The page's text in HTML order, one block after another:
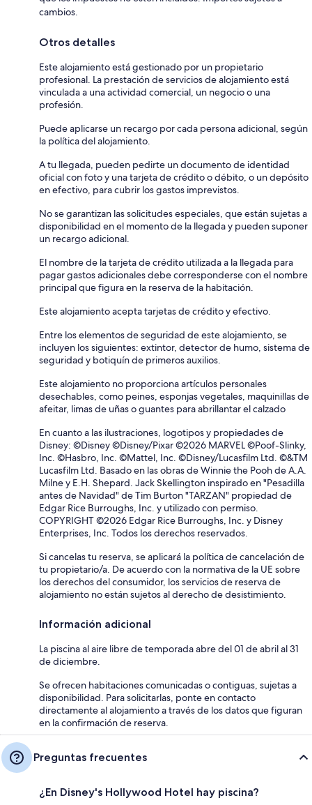
cambios.
Otros detalles
Este alojamiento está gestionado por un propietario
profesional. La prestación de servicios de alojamiento está
vinculada a una actividad comercial, un negocio o una
profesión.
Puede aplicarse un recargo por cada persona adicional, según
la política del alojamiento.
A tu llegada, pueden pedirte un documento de identidad
oficial con foto y una tarjeta de crédito o débito, o un depósito
en efectivo, para cubrir los gastos imprevistos.
No se garantizan las solicitudes especiales, que están sujetas a
disponibilidad en el momento de la llegada y pueden suponer
un recargo adicional.
El nombre de la tarjeta de crédito utilizada a la llegada para
pagar gastos adicionales debe corresponderse con el nombre
principal que figura en la reserva de la habitación.
Este alojamiento acepta tarjetas de crédito y efectivo.
Entre los elementos de seguridad de este alojamiento, se
incluyen los siguientes: extintor, detector de humo, sistema de
seguridad y botiquín de primeros auxilios.
Este alojamiento no proporciona artículos personales
desechables, como peines, esponjas vegetales, maquinillas de
afeitar, limas de uñas o guantes para abrillantar el calzado
En cuanto a las ilustraciones, logotipos y propiedades de
Disney: ©Disney ©Disney/Pixar ©2026 MARVEL ©Poof-Slinky,
Inc. ©Hasbro, Inc. ©Mattel, Inc. ©Disney/Lucasfilm Ltd. ©&TM
Lucasfilm Ltd. Basado en las obras de Winnie the Pooh de A.A.
Milne y E.H. Shepard. Jack Skellington inspirado en "Pesadilla
antes de Navidad" de Tim Burton "TARZAN" propiedad de
Edgar Rice Burroughs, Inc. y utilizado con permiso.
COPYRIGHT ©2026 Edgar Rice Burroughs, Inc. y Disney
Enterprises, Inc. Todos los derechos reservados.
Si cancelas tu reserva, se aplicará la política de cancelación de
tu propietario/a. De acuerdo con la normativa de la UE sobre
los derechos del consumidor, los servicios de reserva de
alojamiento no están sujetos al derecho de desistimiento.
Información adicional
La piscina al aire libre de temporada abre del 01 de abril al 31
de diciembre.
Se ofrecen habitaciones comunicadas o contiguas, sujetas a
disponibilidad. Para solicitarlas, ponte en contacto
directamente al alojamiento a través de los datos que figuran
en la confirmación de reserva.
Preguntas frecuentes
¿En Disney's Hollywood Hotel hay piscina?